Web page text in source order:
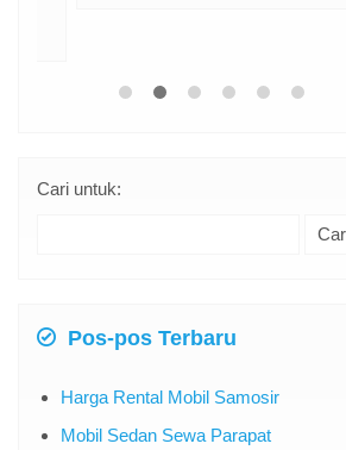
Cari untuk:
Pos-pos Terbaru
Harga Rental Mobil Samosir
Mobil Sedan Sewa Parapat